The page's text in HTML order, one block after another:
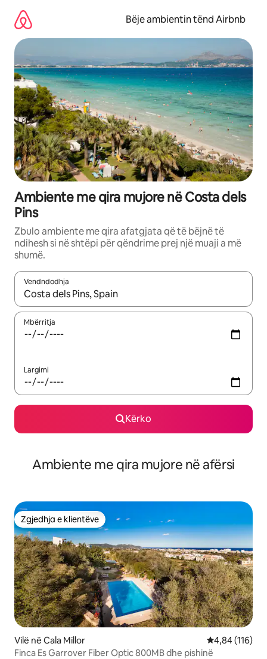
përmbajtja
Bëje ambientin tënd Airbnb
Ambiente me qira mujore në Costa dels
Pins
Zbulo ambiente me qira afatgjata që të bëjnë të
ndihesh si në shtëpi për qëndrime prej një muaji a më
shumë.
Vendndodhja
Kur rezultatet të jenë të disponueshme, lëviz me butonat e
Mbërritja
Largimi
Kërko
Ambiente me qira mujore në afërsi
Zgjedhja e klientëve
Zgjedhja e klientëve
Vilë në Cala Millor Vlerësimi
4,84 (116)
Finca Es Garrover Fiber Optic 800MB dhe pishinë